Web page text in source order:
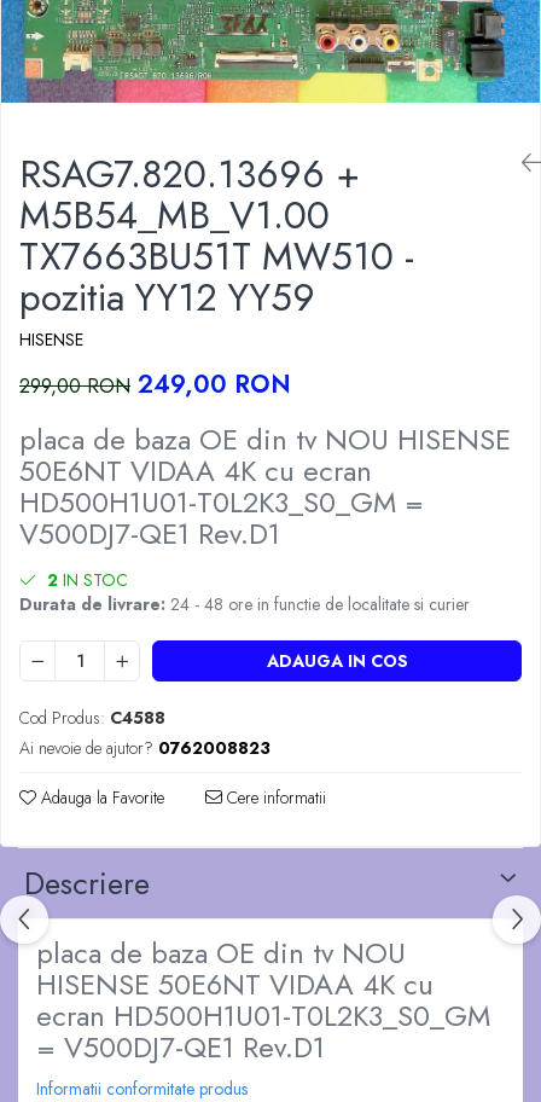
RSAG7.820.13696 +
M5B54_MB_V1.00
TX7663BU51T MW510 -
pozitia YY12 YY59
HISENSE
299,00 RON 249,00 RON
placa de baza OE din tv NOU HISENSE
50E6NT VIDAA 4K cu ecran
HD500H1U01-T0L2K3_S0_GM =
V500DJ7-QE1 Rev.D1
2 IN STOC
Durata de livrare: 24 - 48 ore in functie de localitate si curier
ADAUGA IN COS
Cod Produs: C4588
Ai nevoie de ajutor? 0762008823
Adauga la Favorite Cere informatii
Descriere
placa de baza OE din tv NOU
HISENSE 50E6NT VIDAA 4K cu
ecran HD500H1U01-T0L2K3_S0_GM
= V500DJ7-QE1 Rev.D1
Informatii conformitate produs